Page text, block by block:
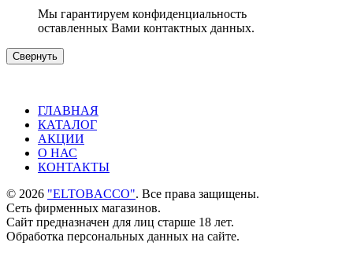
Мы гарантируем конфиденциальность
оставленных Вами контактных данных.
Свернуть
ГЛАВНАЯ
КАТАЛОГ
АКЦИИ
О НАС
КОНТАКТЫ
© 2026 "ELTOBACCO". Все права защищены.
Сеть фирменных магазинов.
Сайт предназначен для лиц старше 18 лет.
Обработка персональных данных на сайте.